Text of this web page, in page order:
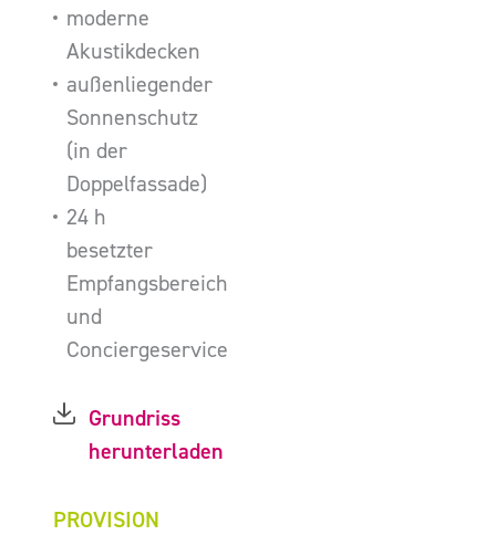
moderne
Akustikdecken
außenliegender
Sonnenschutz
(in der
Doppelfassade)
24 h
besetzter
Empfangsbereich
und
Conciergeservice
Grundriss
herunterladen
PROVISION